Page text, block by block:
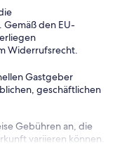
den EU-
Widerrufsrecht.
Gastgeber
geschäftlichen
Gebühren an, die
variieren können.